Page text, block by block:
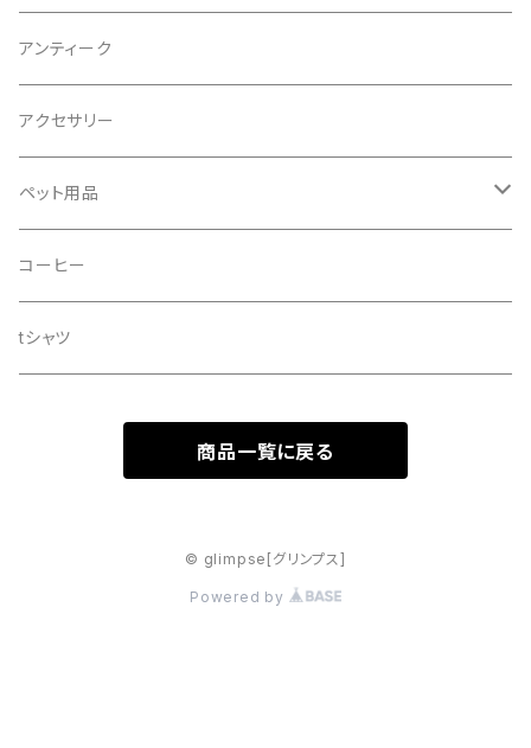
オーガニック
アンティーク
アクセサリー
ペット用品
ドッグシャンプー
コーヒー
tシャツ
商品一覧に戻る
© glimpse[グリンプス]
Powered by